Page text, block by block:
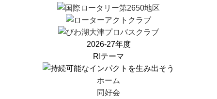
2026-27年度
RIテーマ
ホーム
同好会